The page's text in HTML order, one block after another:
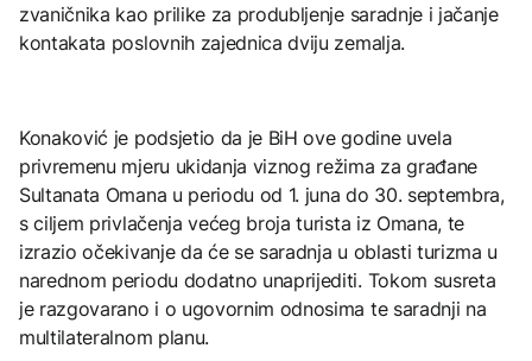
zvaničnika kao prilike za produbljenje saradnje i jačanje
kontakata poslovnih zajednica dviju zemalja.
Konaković je podsjetio da je BiH ove godine uvela
privremenu mjeru ukidanja viznog režima za građane
Sultanata Omana u periodu od 1. juna do 30. septembra,
s ciljem privlačenja većeg broja turista iz Omana, te
izrazio očekivanje da će se saradnja u oblasti turizma u
narednom periodu dodatno unaprijediti. Tokom susreta
je razgovarano i o ugovornim odnosima te saradnji na
multilateralnom planu.